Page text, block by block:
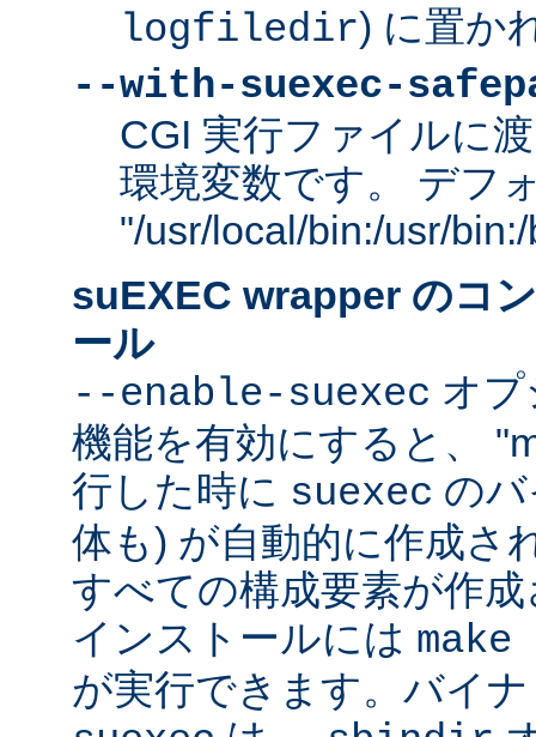
logfiledir) に置か
--with-suexec-
CGI 実行ファイルに
環境変数です。 デフ
"/usr/local/bin:/usr/
suEXEC wrapper のコ
ール
--enable-suexec オ
機能を有効にすると、
行した時に suexec の
体も) が自動的に作成さ
すべての構成要素が作
インストールには
が実行できます。バイ